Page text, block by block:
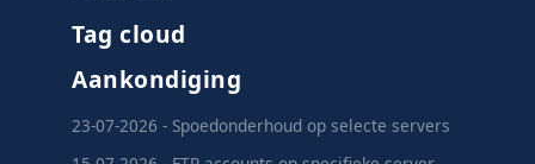
Tag cloud
Aankondiging
23-07-2026 - Spoedonderhoud op selecte servers